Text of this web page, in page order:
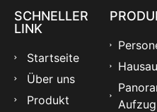
SCHNELLER
LINK
Startseite
Über uns
Produkt
Aufzug